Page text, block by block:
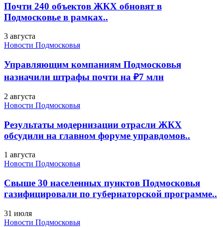
Почти 240 объектов ЖКХ обновят в
Подмосковье в рамках..
3 августа
Новости Подмосковья
Управляющим компаниям Подмосковья
назначили штрафы почти на ₽7 млн
2 августа
Новости Подмосковья
Результаты модернизации отрасли ЖКХ
обсудили на главном форуме управдомов..
1 августа
Новости Подмосковья
Свыше 30 населенных пунктов Подмосковья
газифицировали по губернаторской программе..
31 июля
Новости Подмосковья